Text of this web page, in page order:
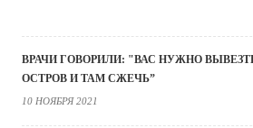
ВРАЧИ ГОВОРИЛИ: "ВАС НУЖНО
ОСТРОВ И ТАМ СЖЕЧЬ”
10 НОЯБРЯ 2021